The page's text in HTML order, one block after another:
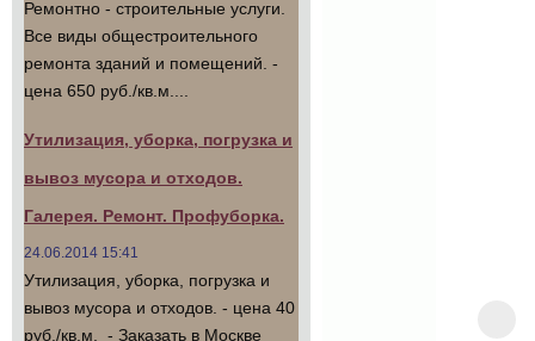
Ремонтно - строительные услуги.
Все виды общестроительного
ремонта зданий и помещений. -
цена 650 руб./кв.м....
Утилизация, уборка, погрузка и
вывоз мусора и отходов.
Галерея. Ремонт. Профуборка.
24.06.2014 15:41
Утилизация, уборка, погрузка и
вывоз мусора и отходов. - цена 40
руб./кв.м. - Заказать в Москве